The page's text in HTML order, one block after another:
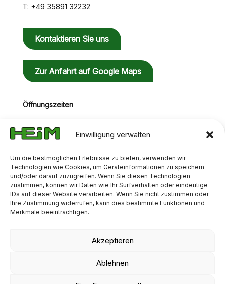
Einwilligung verwalten
Um die bestmöglichen Erlebnisse zu bieten, verwenden wir
Technologien wie Cookies, um Geräteinformationen zu speichern
und/oder darauf zuzugreifen. Wenn Sie diesen Technologien
zustimmen, können wir Daten wie Ihr Surfverhalten oder eindeutige
IDs auf dieser Website verarbeiten. Wenn Sie nicht zustimmen oder
Ihre Zustimmung widerrufen, kann dies bestimmte Funktionen und
Merkmale beeinträchtigen.
Akzeptieren
Ablehnen
T: +49 35891 32232
Kontaktieren Sie uns
Zur Anfahrt auf Google Maps
Öffnungszeiten
Fr: 08:00 Uhr - 14:00 Uhr
IMPRESSUM DATENSCHUTZ